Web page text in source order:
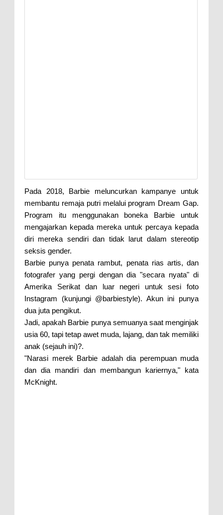
Pada 2018, Barbie meluncurkan kampanye untuk
membantu remaja putri melalui program Dream Gap.
Program itu menggunakan boneka Barbie untuk
mengajarkan kepada mereka untuk percaya kepada
diri mereka sendiri dan tidak larut dalam stereotip
seksis gender.
Barbie punya penata rambut, penata rias artis, dan
fotografer yang pergi dengan dia "secara nyata" di
Amerika Serikat dan luar negeri untuk sesi foto
Instagram (kunjungi @barbiestyle). Akun ini punya
dua juta pengikut.
Jadi, apakah Barbie punya semuanya saat menginjak
usia 60, tapi tetap awet muda, lajang, dan tak memiliki
anak (sejauh ini)?.
"Narasi merek Barbie adalah dia perempuan muda
dan dia mandiri dan membangun kariernya," kata
McKnight.